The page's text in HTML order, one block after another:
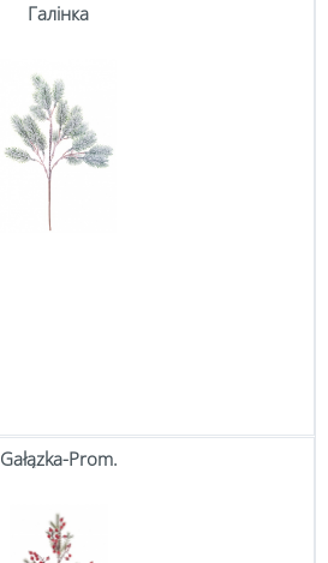
Галінка
Gałązka-Prom.